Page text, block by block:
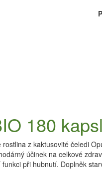
180
rostlina z kaktusovité čeledi
účinek na celkové
při hubnutí. Doplněk